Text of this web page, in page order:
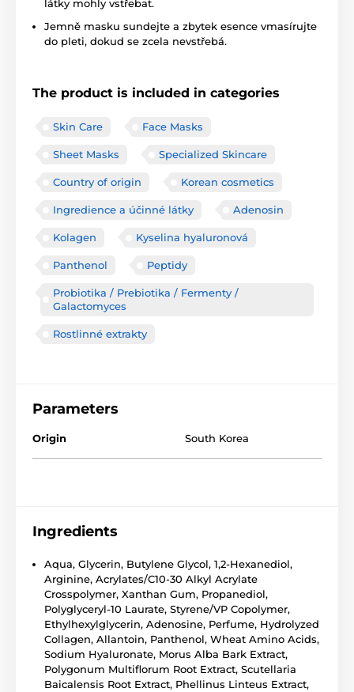
látky mohly vstřebat.
Jemně masku sundejte a zbytek esence vmasírujte
do pleti, dokud se zcela nevstřebá.
The product is included in categories
Skin Care Face Masks
Sheet Masks Specialized Skincare
Country of origin Korean cosmetics
Ingredience a účinné látky Adenosin
Kolagen Kyselina hyaluronová
Panthenol Peptidy
Probiotika / Prebiotika / Fermenty /
Galactomyces
Rostlinné extrakty
Parameters
Origin South Korea
Ingredients
Aqua, Glycerin, Butylene Glycol, 1,2-Hexanediol,
Arginine, Acrylates/C10-30 Alkyl Acrylate
Crosspolymer, Xanthan Gum, Propanediol,
Polyglyceryl-10 Laurate, Styrene/VP Copolymer,
Ethylhexylglycerin, Adenosine, Perfume, Hydrolyzed
Collagen, Allantoin, Panthenol, Wheat Amino Acids,
Sodium Hyaluronate, Morus Alba Bark Extract,
Polygonum Multiflorum Root Extract, Scutellaria
Baicalensis Root Extract, Phellinus Linteus Extract,